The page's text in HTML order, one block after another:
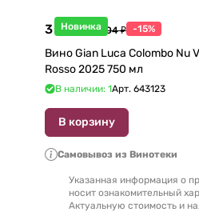
Новинка
3 998 ₽4 704 ₽ -15%
Вино Gian Luca Colombo Nu
Rosso 2025 750 мл
В наличии: 1Арт. 643123
В корзину
Самовывоз из Винотеки
Указанная информация о
носит ознакомительный
Актуальную стоимость и